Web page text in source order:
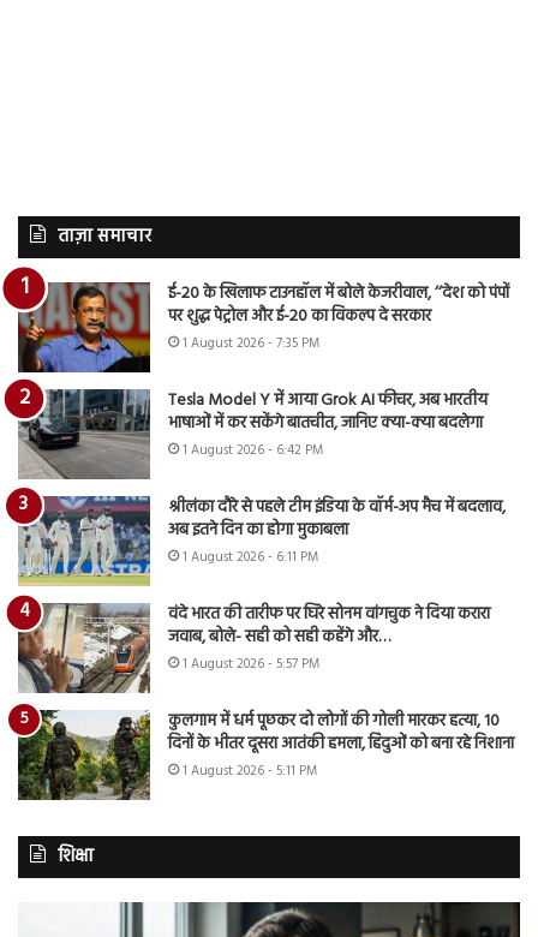
ताज़ा समाचार
ई-20 के खिलाफ टाउनहॉल में बोले केजरीवाल, ‘‘देश को पंपों
पर शुद्ध पेट्रोल और ई-20 का विकल्प दे सरकार
1 August 2026 - 7:35 PM
Tesla Model Y में आया Grok AI फीचर, अब भारतीय
भाषाओं में कर सकेंगे बातचीत, जानिए क्या-क्या बदलेगा
1 August 2026 - 6:42 PM
श्रीलंका दौरे से पहले टीम इंडिया के वॉर्म-अप मैच में बदलाव,
अब इतने दिन का होगा मुकाबला
1 August 2026 - 6:11 PM
वंदे भारत की तारीफ पर घिरे सोनम वांगचुक ने दिया करारा
जवाब, बोले- सही को सही कहेंगे और…
1 August 2026 - 5:57 PM
कुलगाम में धर्म पूछकर दो लोगों की गोली मारकर हत्या, 10
दिनों के भीतर दूसरा आतंकी हमला, हिंदुओं को बना रहे निशाना
1 August 2026 - 5:11 PM
शिक्षा